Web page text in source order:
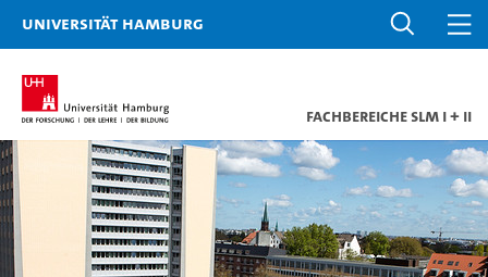
Universität Hamburg
Fachbereiche SLM I + II